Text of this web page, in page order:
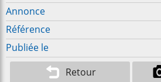
Annonce
Référence
Publiée le
Retour